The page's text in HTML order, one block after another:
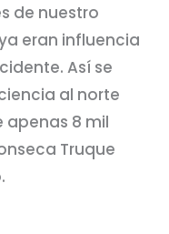
de nuestro
eran influencia
Así se
al norte
apenas 8 mil
Truque